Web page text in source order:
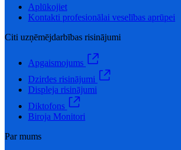
Aplūkojiet
Kontakti profesionālai veselības aprūpei
Citi uzņēmējdarbības risinājumi
Apgaismojums
Dzirdes risinājumi
Displeja risinājumi
Diktofons
Biroja Monitori
Par mums